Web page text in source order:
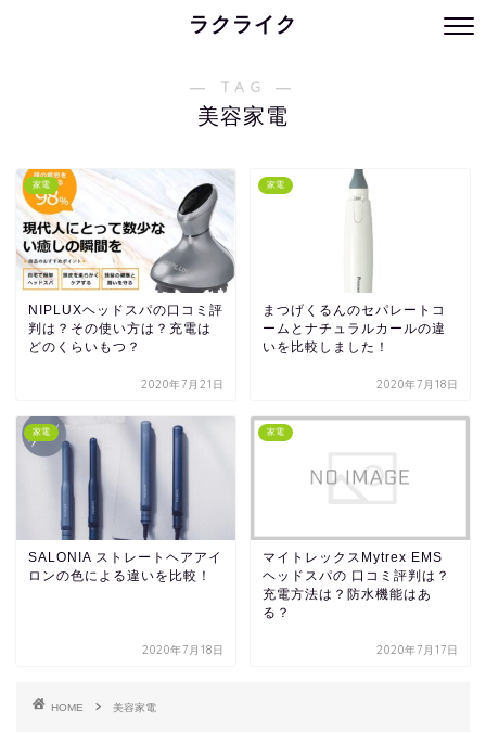
ラクライク
― TAG ―
美容家電
家電
NIPLUXヘッドスパの口コミ評
判は？その使い方は？充電は
どのくらいもつ？
2020年7月21日
家電
まつげくるんのセパレートコ
ームとナチュラルカールの違
いを比較しました！
2020年7月18日
家電
SALONIA ストレートヘアアイ
ロンの色による違いを比較！
2020年7月18日
家電
マイトレックスMytrex EMS
ヘッドスパの 口コミ評判は？
充電方法は？防水機能はあ
る？
2020年7月17日
HOME 美容家電